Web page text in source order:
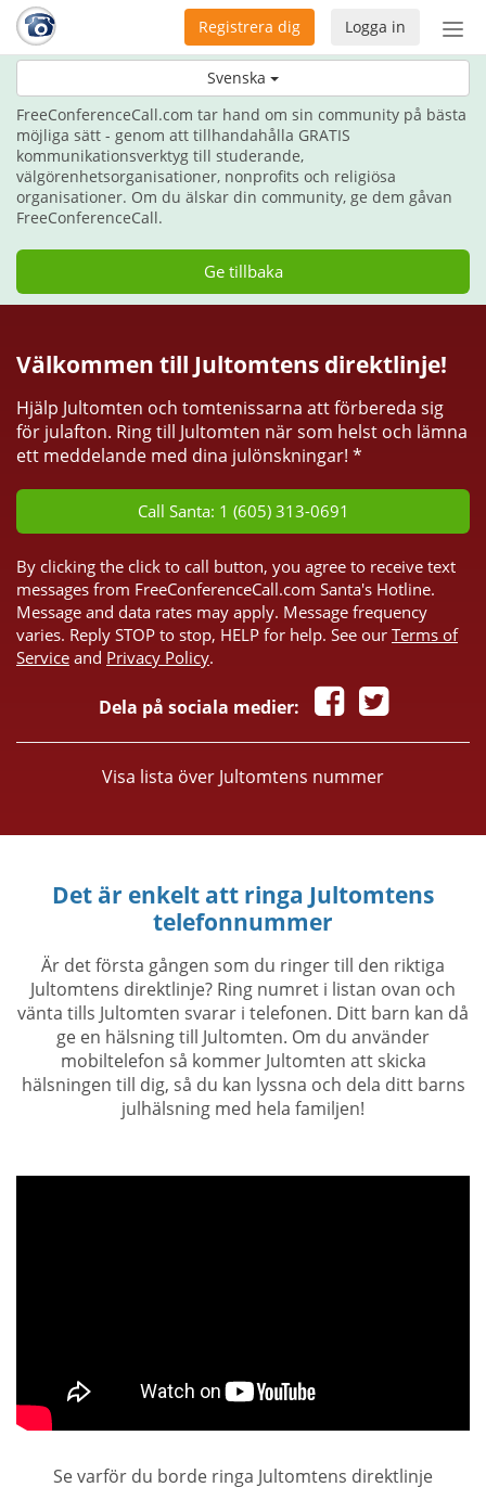
Svenska
Logga in
Registrera dig
Ge kommunikation i julklapp i år.
FreeConferenceCall.com tar hand om sin community på bästa
möjliga sätt - genom att tillhandahålla GRATIS
kommunikationsverktyg till studerande,
välgörenhetsorganisationer, nonprofits och religiösa
organisationer. Om du älskar din community, ge dem gåvan
FreeConferenceCall.
Ge tillbaka
Välkommen till Jultomtens direktlinje!
Hjälp Jultomten och tomtenissarna att förbereda sig
för julafton. Ring till Jultomten när som helst och lämna
ett meddelande med dina julönskningar! *
Call Santa: 1 (605) 313-0691
By clicking the click to call button, you agree to receive text
messages from FreeConferenceCall.com Santa's Hotline.
Message and data rates may apply. Message frequency
varies. Reply STOP to stop, HELP for help. See our Terms of
Service and Privacy Policy.
Dela på sociala medier:
Visa lista över Jultomtens nummer
Det är enkelt att ringa Jultomtens
telefonnummer
Är det första gången som du ringer till den riktiga
Jultomtens direktlinje? Ring numret i listan ovan och
vänta tills Jultomten svarar i telefonen. Ditt barn kan då
ge en hälsning till Jultomten. Om du använder
mobiltelefon så kommer Jultomten att skicka
hälsningen till dig, så du kan lyssna och dela ditt barns
julhälsning med hela familjen!
Se varför du borde ringa Jultomtens direktlinje